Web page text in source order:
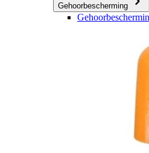
Gehoorbescherming